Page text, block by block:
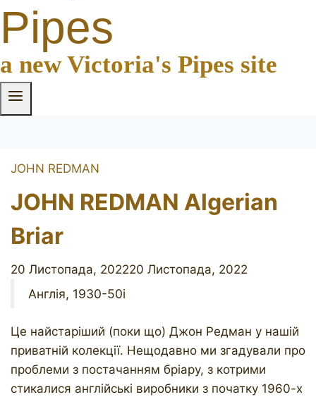
Pipes
a new Victoria's Pipes site
JOHN REDMAN
JOHN REDMAN Algerian
Briar
20 Листопада, 202220 Листопада, 2022
Англія, 1930-50і
Це найстаріший (поки що) Джон Редман у нашій
приватній колекції. Нещодавно ми згадували про
проблеми з постачанням бріару, з котрими
стикалися англійські виробники з початку 1960-х